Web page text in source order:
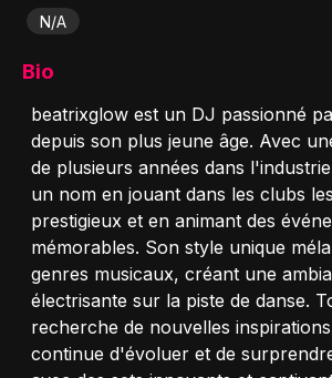
N/A
Bio
beatrixglow est un DJ passionné
depuis son plus jeune âge. Avec
de plusieurs années dans
un nom en jouant dans les clubs
prestigieux et en animant des
mémorables. Son style unique
genres musicaux, créant une
électrisante sur la piste de danse.
recherche de nouvelles
continue d'évoluer et de